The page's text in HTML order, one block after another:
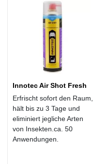
Innotec Air Shot Fresh
Erfrischt sofort den Raum,
hält bis zu 3 Tage und
eliminiert jegliche Arten
von Insekten.ca. 50
Anwendungen.